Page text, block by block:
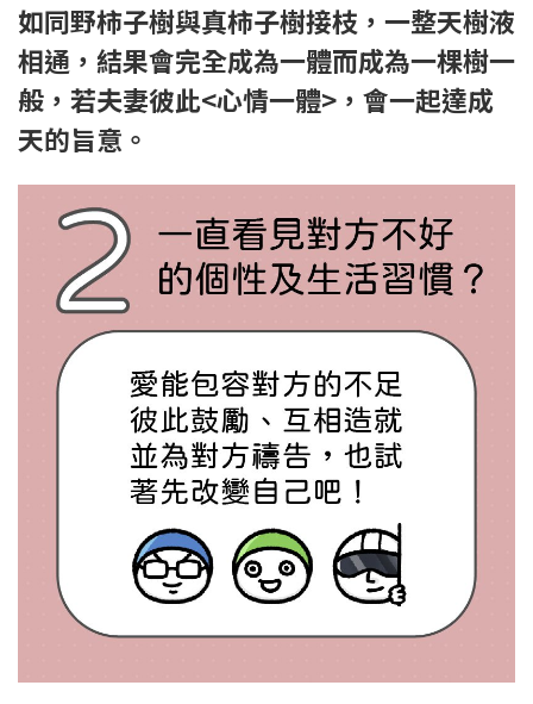
如同野柿子樹與真柿子樹接枝，一整天樹液
相通，結果會完全成為一體而成為一棵樹一
般，若夫妻彼此<心情一體>，會一起達成
天的旨意。